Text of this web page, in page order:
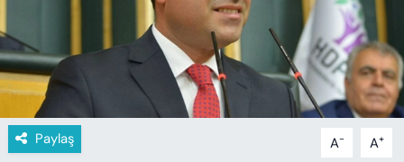
Paylaş A- A+
KÜLTÜR-SANAT
MAGAZİN
ÖZEL HABER